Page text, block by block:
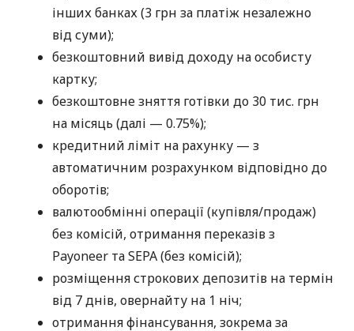
інших банках (3 грн за платіж незалежно
від суми);
безкоштовний вивід доходу на особисту
картку;
безкоштовне зняття готівки до 30 тис. грн
на місяць (далі — 0.75%);
кредитний ліміт на рахунку — з
автоматичним розрахунком відповідно до
оборотів;
валютообмінні операції (купівля/продаж)
без комісій, отримання переказів з
Payoneer та SEPA (без комісій);
розміщення строкових депозитів на термін
від 7 днів, овернайту на 1 ніч;
отримання фінансування, зокрема за